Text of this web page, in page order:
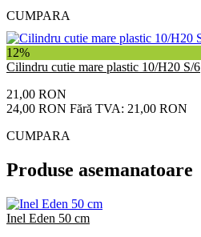
CUMPARA
12%
Cilindru cutie mare plastic 10/H20 S/6
21,00 RON
24,00 RON Fără TVA: 21,00 RON
CUMPARA
Produse asemanatoare
Inel Eden 50 cm